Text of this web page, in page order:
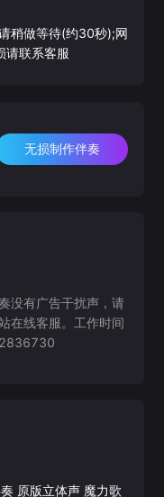
稍做等待(约30秒);网
请联系客服
无损制作伴奏
没有广告干扰声，请
在线客服。工作时间
原版立体声 魔力歌